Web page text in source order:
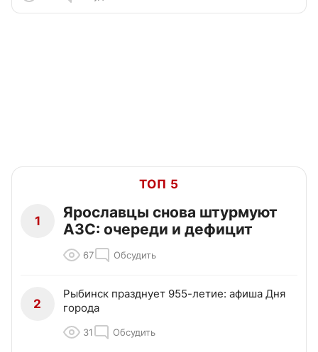
ТОП 5
1
Ярославцы снова штурмуют
АЗС: очереди и дефицит
67 Обсудить
2
Рыбинск празднует 955-летие: афиша Дня
города
31 Обсудить